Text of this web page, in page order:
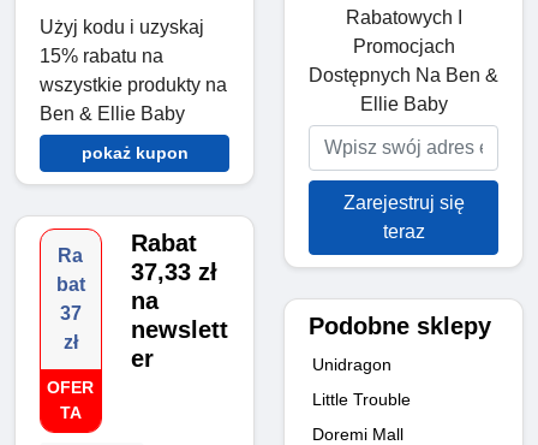
Użyj kodu i uzyskaj
15% rabatu na
wszystkie produkty na
Ben & Ellie Baby
pokaż kupon
Ra
bat
37
zł
OFER
TA
Rabat
37,33 zł
na
newslett
er
Rabatowych I
Promocjach
Dostępnych Na Ben &
Ellie Baby
Zarejestruj się
teraz
Podobne sklepy
Unidragon
Little Trouble
Doremi Mall